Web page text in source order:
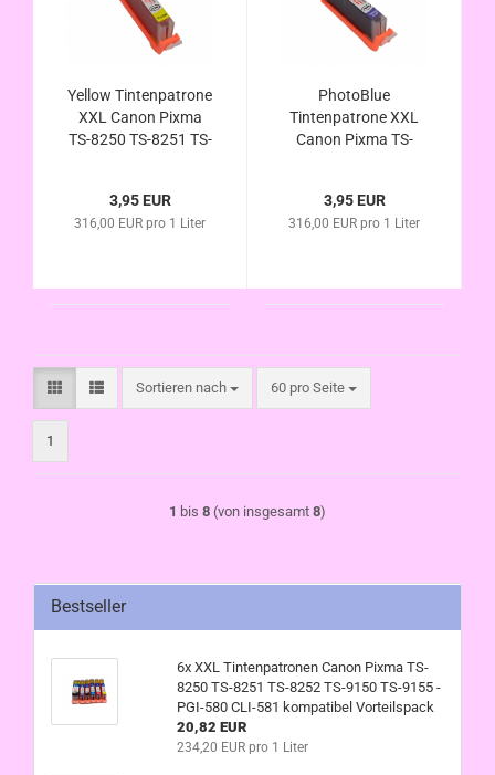
Yellow Tintenpatrone
XXL Canon Pixma
TS-8250 TS-8251 TS-
kompatibel
3,95 EUR
316,00 EUR pro 1 Liter
PhotoBlue
Tintenpatrone XXL
Canon Pixma TS-
9155 - CLI-581PB XL
kompatibel
3,95 EUR
316,00 EUR pro 1 Liter
Sortieren nach
Sortieren nach 60 pro Seite
pro Seite
1
1 bis 8 (von insgesamt 8)
Bestseller
6x XXL Tintenpatronen Canon Pixma TS-
8250 TS-8251 TS-8252 TS-9150 TS-9155 -
PGI-580 CLI-581 kompatibel Vorteilspack
20,82 EUR
234,20 EUR pro 1 Liter